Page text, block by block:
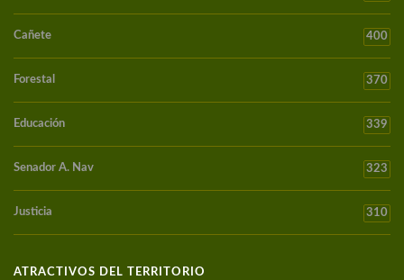
Cañete 400
Forestal 370
Educación 339
Senador A. Nav 323
Justicia 310
ATRACTIVOS DEL TERRITORIO